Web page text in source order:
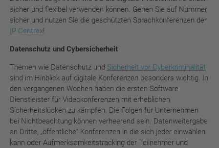
sicher und flexibel verwenden können. Gehen Sie auf Nummer
sicher und nutzen Sie die geschützten Sprachkonferenzen der
IP Centrex!
Datenschutz und Cybersicherheit
Themen wie Datenschutz und Sicherheit vor Cyberkriminalität
sind im Hinblick auf digitale Konferenzen besonders wichtig. In
den vergangenen Wochen haben die ersten Software
Dienstleister für Videokonferenzen mit erheblichen
Sicherheitslücken zu kämpfen. Die Folgen für Unternehmen
bei Nichtbeachtung können verheerend sein. Datenweitergabe
an Dritte, „öffentliche“ Konferenzen in die sich jeder einwählen
kann oder Aufmerksamkeitstracking der Teilnehmer und